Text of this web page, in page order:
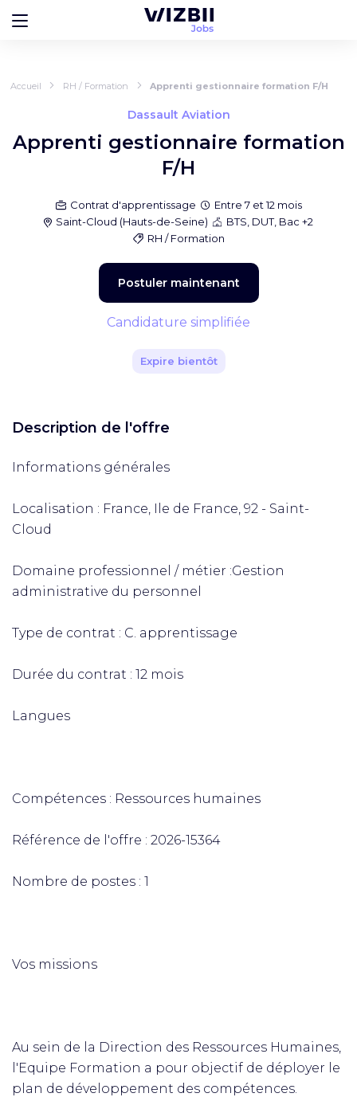
Accueil RH / Formation Apprenti gestionnaire formation F/H
Dassault Aviation
Apprenti gestionnaire formation
F/H
Contrat d'apprentissage
Entre 7 et 12 mois
Saint-Cloud (Hauts-de-Seine)
BTS, DUT, Bac +2
RH / Formation
Postuler maintenant
Candidature simplifiée
Expire bientôt
Description de l'offre
Informations générales
Localisation : France, Ile de France, 92 - Saint-
Cloud
Domaine professionnel / métier :Gestion
administrative du personnel
Type de contrat : C. apprentissage
Durée du contrat : 12 mois
Langues
Compétences : Ressources humaines
Référence de l'offre : 2026-15364
Nombre de postes : 1
Vos missions
Au sein de la Direction des Ressources Humaines,
l'Equipe Formation a pour objectif de déployer le
plan de développement des compétences.